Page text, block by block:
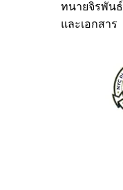
ทนายจิรพันธ์
และเอกสาร